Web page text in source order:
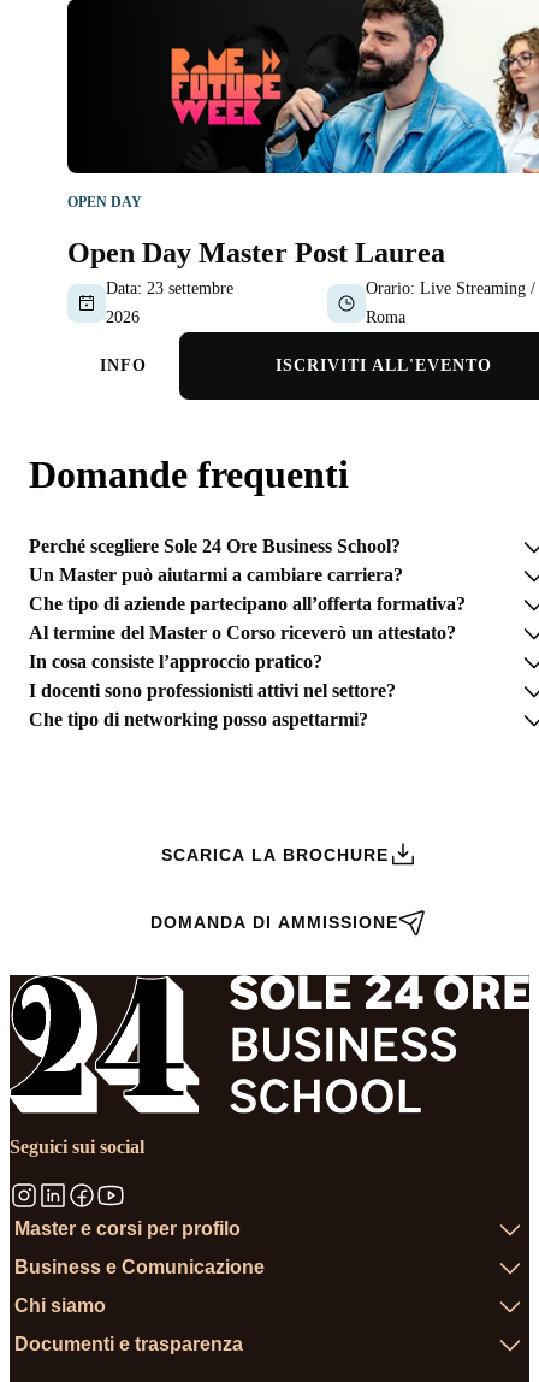
OPEN DAY
Open Day Master Post Laurea
Data: 23 settembre
2026
Orario: Live Streaming /
Roma
INFO ISCRIVITI ALL'EVENTO
Domande frequenti
Perché scegliere Sole 24 Ore Business School?
Un Master può aiutarmi a cambiare carriera?
Che tipo di aziende partecipano all’offerta formativa?
Al termine del Master o Corso riceverò un attestato?
In cosa consiste l’approccio pratico?
I docenti sono professionisti attivi nel settore?
Che tipo di networking posso aspettarmi?
SCARICA LA BROCHURE
DOMANDA DI AMMISSIONE
Seguici sui social
Master e corsi per profilo
Business e Comunicazione
Chi siamo
Documenti e trasparenza